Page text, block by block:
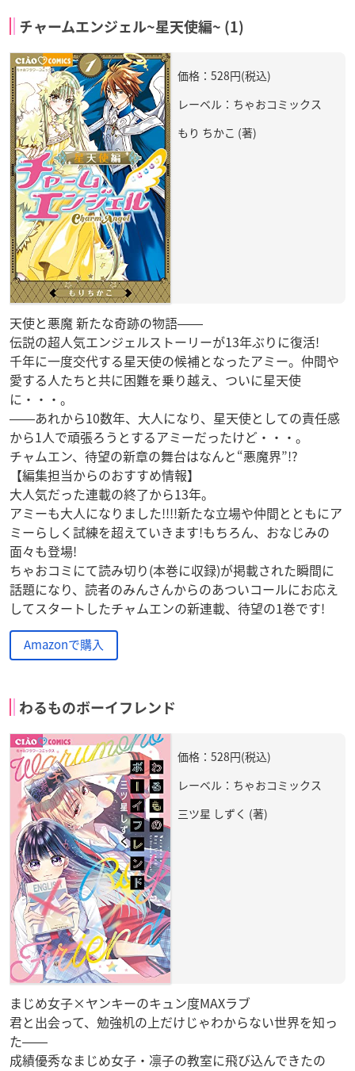
チャームエンジェル~星天使編~ (1)
価格：528円(税込)
レーベル：ちゃおコミックス
もり ちかこ (著)
天使と悪魔 新たな奇跡の物語――
伝説の超人気エンジェルストーリーが13年ぶりに復活!
千年に一度交代する星天使の候補となったアミー。仲間や
愛する人たちと共に困難を乗り越え、ついに星天使
に・・・。
――あれから10数年、大人になり、星天使としての責任感
から1人で頑張ろうとするアミーだったけど・・・。
チャムエン、待望の新章の舞台はなんと“悪魔界”!?
【編集担当からのおすすめ情報】
大人気だった連載の終了から13年。
アミーも大人になりました!!!!新たな立場や仲間とともにア
ミーらしく試練を超えていきます!もちろん、おなじみの
面々も登場!
ちゃおコミにて読み切り(本巻に収録)が掲載された瞬間に
話題になり、読者のみんさんからのあついコールにお応え
してスタートしたチャムエンの新連載、待望の1巻です!
Amazonで購入
わるものボーイフレンド
価格：528円(税込)
レーベル：ちゃおコミックス
三ツ星 しずく (著)
まじめ女子×ヤンキーのキュン度MAXラブ
君と出会って、勉強机の上だけじゃわからない世界を知っ
た――
成績優秀なまじめ女子・凛子の教室に飛び込んできたの